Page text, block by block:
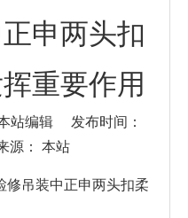
申两头扣
重要作用
站编辑 发布时间：
源： 本站
修吊装中正申两头扣柔